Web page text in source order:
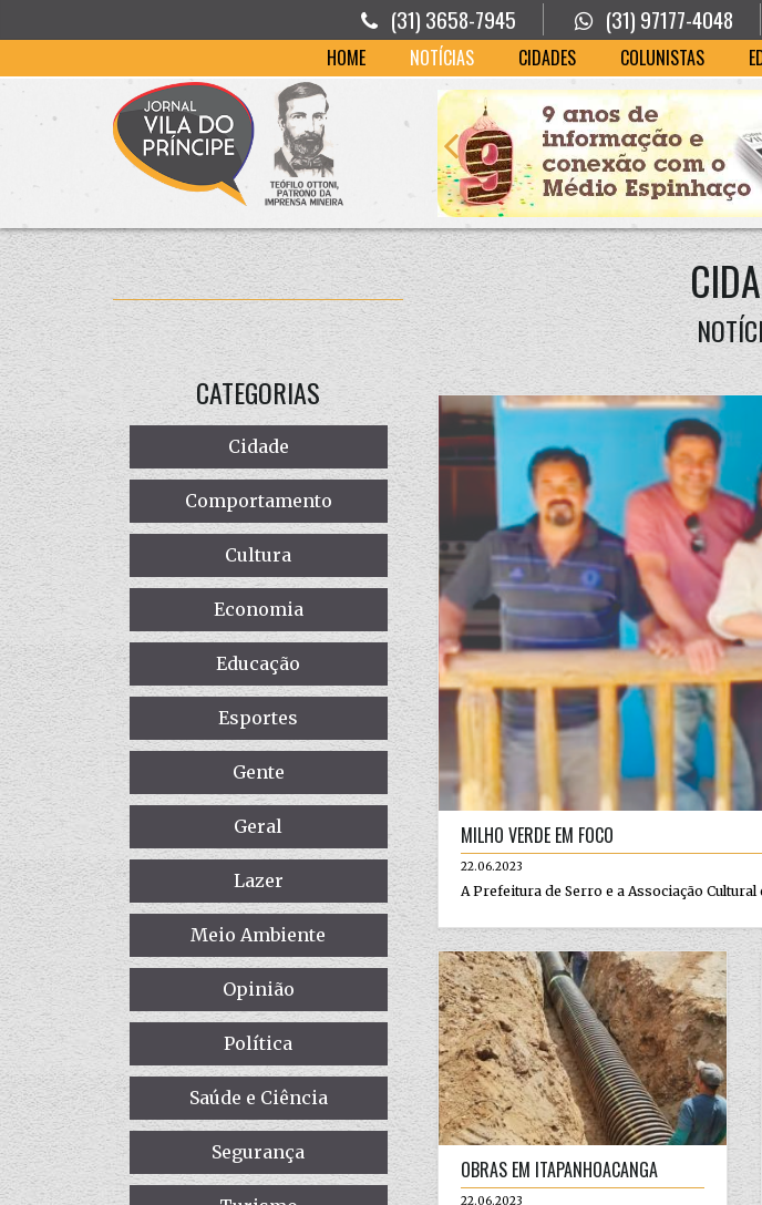
(31) 3658-7945 (31) 97177-4048
HOME NOTÍCIAS CIDADES COLUNISTAS
CATEGORIAS
Cidade
Comportamento
Cultura
Economia
Educação
Esportes
Gente
Geral
Lazer
Meio Ambiente
Opinião
Política
Saúde e Ciência
Segurança
MILHO VERDE EM FOCO
22.06.2023
A Prefeitura de Serro e a Associação
OBRAS EM ITAPANHOACANGA
22.06.2023